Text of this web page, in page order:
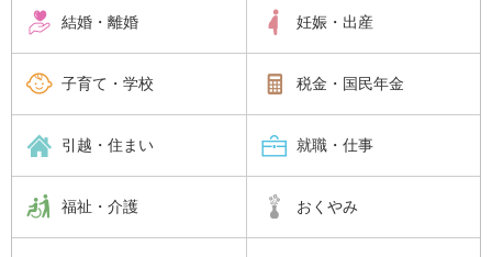
結婚・離婚 妊娠・出産
子育て・学校 税金・国民年金
引越・住まい 就職・仕事
福祉・介護 おくやみ